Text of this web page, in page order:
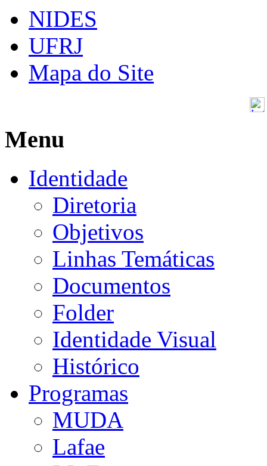
NIDES
UFRJ
Mapa do Site
Menu
Identidade
Diretoria
Objetivos
Linhas Temáticas
Documentos
Folder
Identidade Visual
Histórico
Programas
MUDA
Lafae